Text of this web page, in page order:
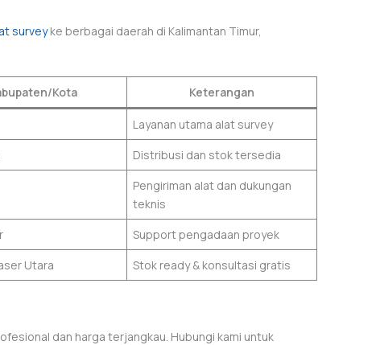
surveyke berbagai daerah di Kalimantan Timur,
Kota Keterangan
Layanan utama alat survey
Distribusi dan stok tersedia
Pengiriman alat dan dukungan
teknis
Support pengadaan proyek
Utara Stok ready & konsultasi gratis
dan harga terjangkau. Hubungi kami untuk